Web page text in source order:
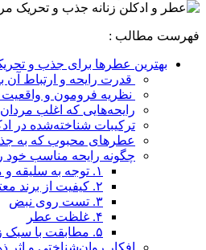
فهرست مطالب :
بهترین عطرها برای جذب و
قدرت رایحه و ارتباط
نظریه فرومون و
رایحه‌هایی که اغلب
ترکیبات شناخته‌شده در
عطرهای محبوب که به
چگونه رایحه مناسب خود
۱. توجه به سلیقه و موقعیت
۲. کیفیت از برند معتبر در فروشگاه‌های تأییدشده
۳. تست روی نبض
۴. غلظت عطر
۵. مطابقت با سبک زندگی
افکار روان‌شناختی و اثر